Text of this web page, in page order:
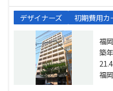
デザイナーズ 初期費用カ
福
10分 福岡市空港線「赤
13分 福岡市空港線「天
22
築
福